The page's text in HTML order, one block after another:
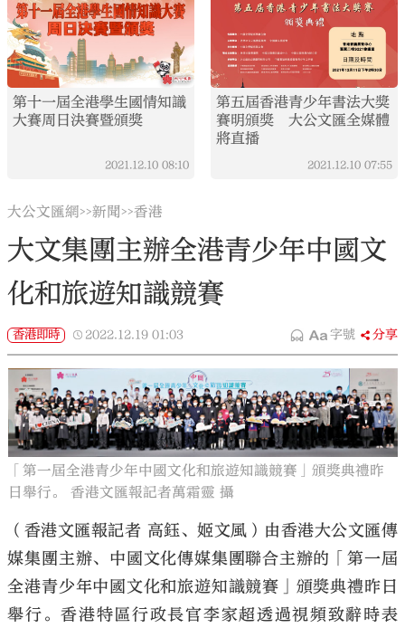
第十一屆全港學生國情知識
大賽周日決賽暨頒獎
2021.12.10 08:10
第五屆香港青少年書法大獎
賽明頒獎 大公文匯全媒體
將直播
2021.12.10 07:55
大公文匯網>>新聞>>香港
大文集團主辦全港青少年中國文
化和旅遊知識競賽
香港即時 2022.12.19 01:03 字號 分享
「第一屆全港青少年中國文化和旅遊知識競賽」頒獎典禮昨
日舉行。 香港文匯報記者萬霜靈 攝
（香港文匯報記者 高鈺、姬文風）由香港大公文匯傳
媒集團主辦、中國文化傳媒集團聯合主辦的「第一屆
全港青少年中國文化和旅遊知識競賽」頒獎典禮昨日
舉行。香港特區行政長官李家超透過視頻致辭時表